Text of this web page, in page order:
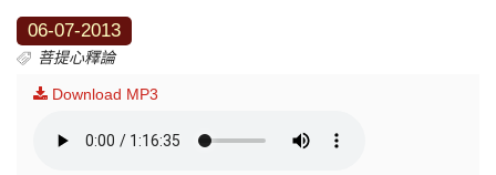
06-07-2013
菩提心釋論
Download MP3